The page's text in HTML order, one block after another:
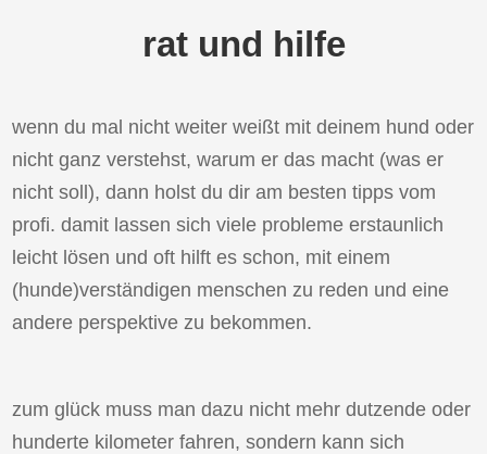
rat und hilfe
wenn du mal nicht weiter weißt mit deinem hund oder
nicht ganz verstehst, warum er das macht (was er
nicht soll), dann holst du dir am besten tipps vom
profi. damit lassen sich viele probleme erstaunlich
leicht lösen und oft hilft es schon, mit einem
(hunde)verständigen menschen zu reden und eine
andere perspektive zu bekommen.
zum glück muss man dazu nicht mehr dutzende oder
hunderte kilometer fahren, sondern kann sich